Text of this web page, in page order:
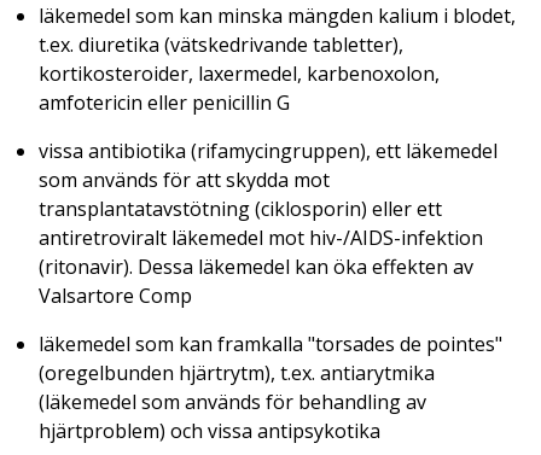
läkemedel som kan minska mängden kalium i blodet,
t.ex. diuretika (vätskedrivande tabletter),
kortikosteroider, laxermedel, karbenoxolon,
amfotericin eller penicillin G
vissa antibiotika (rifamycingruppen), ett läkemedel
som används för att skydda mot
transplantatavstötning (ciklosporin) eller ett
antiretroviralt läkemedel mot hiv-/AIDS-infektion
(ritonavir). Dessa läkemedel kan öka effekten av
Valsartore Comp
läkemedel som kan framkalla "torsades de pointes"
(oregelbunden hjärtrytm), t.ex. antiarytmika
(läkemedel som används för behandling av
hjärtproblem) och vissa antipsykotika